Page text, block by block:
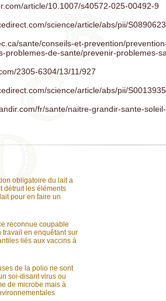
article/10.1007/s40572-025-00492-9
science/article/abs/pii/
sante/conseils-et-prevention/
problemes-de-sante/prevenir-problemes-
2305-6304/13/11/927
science/article/abs/pii/
fr/sante/naitre-grandir-sante-
obligatoire du lait a
détruit les éléments
pour en faire un
reconnue coupable
travail en enquêtant sur
liés aux vaccins à
de la polio ne sont
soi-disant virus ou
de microbe mais à